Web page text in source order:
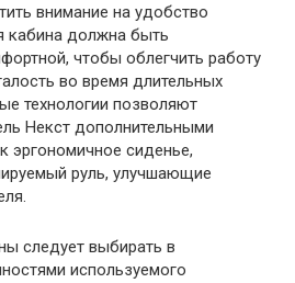
внимание на удобство
кабина должна быть
чтобы облегчить работу
во время длительных
технологии позволяют
Некст дополнительными
эргономичное сиденье,
руль, улучшающие
следует выбирать в
используемого